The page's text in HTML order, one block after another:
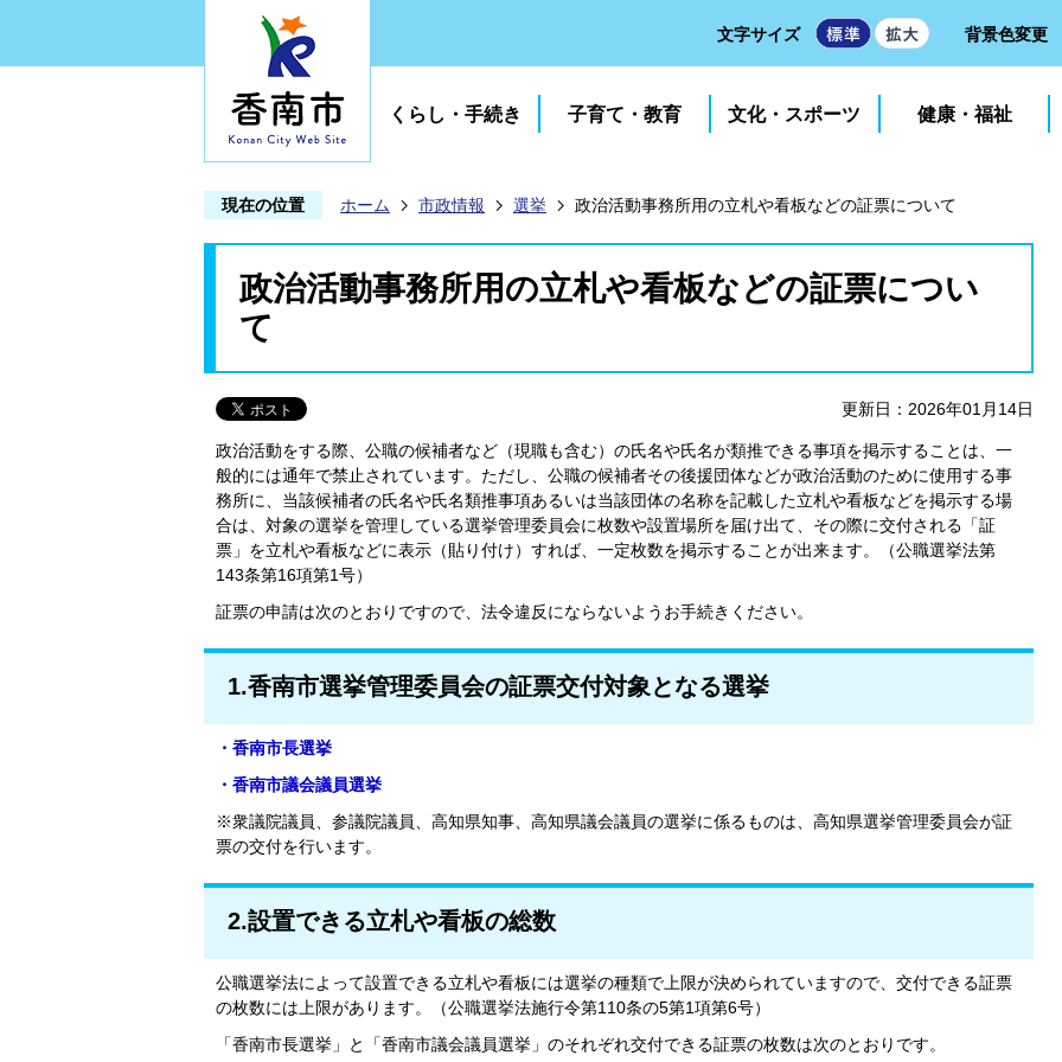
文字サイズ 背景色変更
くらし・手続き 子育て・教育 文化・スポーツ 健康・福祉
現在の位置 ホーム 市政情報 選挙 政治活動事務所用の立札や看板などの証票について
政治活動事務所用の立札や看板などの証票につい
て
更新日：2026年01月14日
政治活動をする際、公職の候補者など（現職も含む）の氏名や氏名が類推できる事項を掲示することは、一
般的には通年で禁止されています。ただし、公職の候補者その後援団体などが政治活動のために使用する事
務所に、当該候補者の氏名や氏名類推事項あるいは当該団体の名称を記載した立札や看板などを掲示する場
合は、対象の選挙を管理している選挙管理委員会に枚数や設置場所を届け出て、その際に交付される「証
票」を立札や看板などに表示（貼り付け）すれば、一定枚数を掲示することが出来ます。（公職選挙法第
143条第16項第1号）
証票の申請は次のとおりですので、法令違反にならないようお手続きください。
1.香南市選挙管理委員会の証票交付対象となる選挙
・香南市長選挙
・香南市議会議員選挙
※衆議院議員、参議院議員、高知県知事、高知県議会議員の選挙に係るものは、高知県選挙管理委員会が証
票の交付を行います。
2.設置できる立札や看板の総数
公職選挙法によって設置できる立札や看板には選挙の種類で上限が決められていますので、交付できる証票
の枚数には上限があります。（公職選挙法施行令第110条の5第1項第6号）
「香南市長選挙」と「香南市議会議員選挙」のそれぞれ交付できる証票の枚数は次のとおりです。